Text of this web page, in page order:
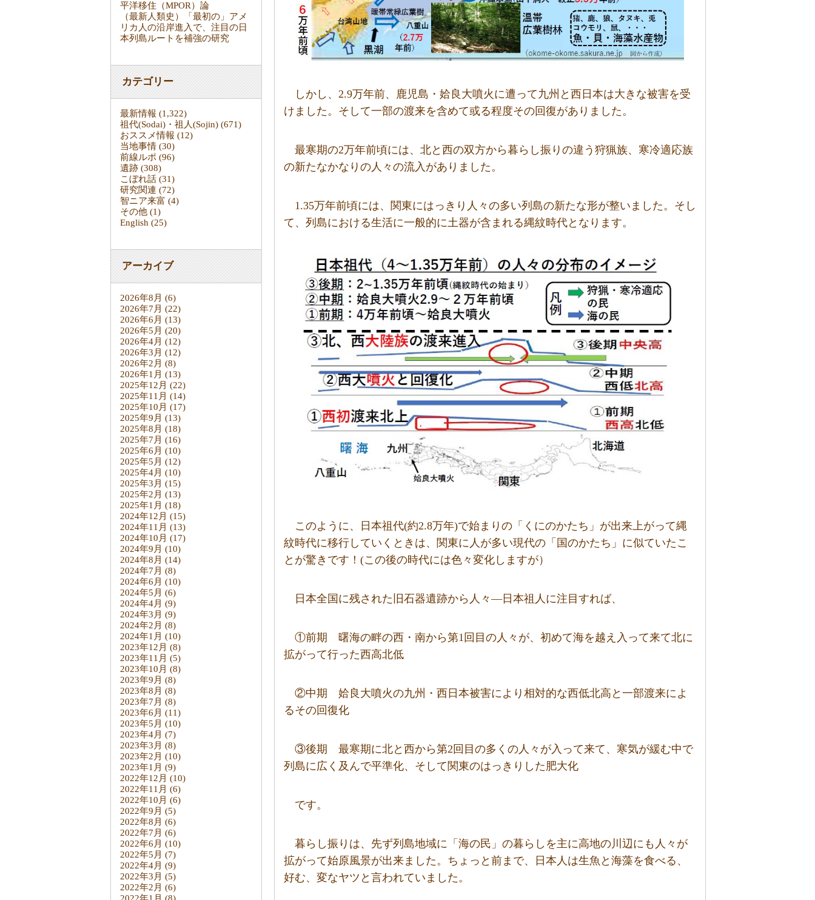
平洋移住（MPOR）論
（最新人類史）「最初の」アメ
リカ人の沿岸進入で、注目の日
本列島ルートを補強の研究
カテゴリー
最新情報 (1,322)
祖代(Sodai)・祖人(Sojin) (671)
おススメ情報 (12)
当地事情 (30)
前線ルポ (96)
遺跡 (308)
こぼれ話 (31)
研究関連 (72)
智ニア来富 (4)
その他 (1)
English (25)
アーカイブ
2026年8月 (6)
2026年7月 (22)
2026年6月 (13)
2026年5月 (20)
2026年4月 (12)
2026年3月 (12)
2026年2月 (8)
2026年1月 (13)
2025年12月 (22)
2025年11月 (14)
2025年10月 (17)
2025年9月 (13)
2025年8月 (18)
2025年7月 (16)
2025年6月 (10)
2025年5月 (12)
2025年4月 (10)
2025年3月 (15)
2025年2月 (13)
2025年1月 (18)
2024年12月 (15)
2024年11月 (13)
2024年10月 (17)
2024年9月 (10)
2024年8月 (14)
2024年7月 (8)
2024年6月 (10)
2024年5月 (6)
2024年4月 (9)
2024年3月 (9)
2024年2月 (8)
2024年1月 (10)
2023年12月 (8)
2023年11月 (5)
2023年10月 (8)
2023年9月 (8)
2023年8月 (8)
2023年7月 (8)
2023年6月 (11)
2023年5月 (10)
2023年4月 (7)
2023年3月 (8)
2023年2月 (10)
2023年1月 (9)
2022年12月 (10)
2022年11月 (6)
2022年10月 (6)
2022年9月 (5)
2022年8月 (6)
2022年7月 (6)
2022年6月 (10)
2022年5月 (7)
2022年4月 (9)
2022年3月 (5)
2022年2月 (6)
しかし、2.9万年前、鹿児島・姶良大噴火に遭って九州と西日本は大きな被害を受
けました。そして一部の渡来を含めて或る程度その回復がありました。
最寒期の2万年前頃には、北と西の双方から暮らし振りの違う狩猟族、寒冷適応族
の新たなかなりの人々の流入がありました。
1.35万年前頃には、関東にはっきり人々の多い列島の新たな形が整いました。そし
て、列島における生活に一般的に土器が含まれる縄紋時代となります。
このように、日本祖代(約2.8万年)で始まりの「くにのかたち」が出来上がって縄
紋時代に移行していくときは、関東に人が多い現代の「国のかたち」に似ていたこ
とが驚きです！(この後の時代には色々変化しますが）
日本全国に残された旧石器遺跡から人々―日本祖人に注目すれば、
①前期 曙海の畔の西・南から第1回目の人々が、初めて海を越え入って来て北に
拡がって行った西高北低
②中期 姶良大噴火の九州・西日本被害により相対的な西低北高と一部渡来によ
るその回復化
③後期 最寒期に北と西から第2回目の多くの人々が入って来て、寒気が緩む中で
列島に広く及んで平準化、そして関東のはっきりした肥大化
です。
暮らし振りは、先ず列島地域に「海の民」の暮らしを主に高地の川辺にも人々が
拡がって始原風景が出来ました。ちょっと前まで、日本人は生魚と海藻を食べる、
好む、変なヤツと言われていました。